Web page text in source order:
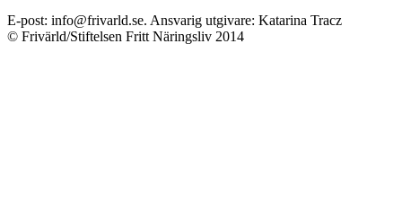
E-post: info@frivarld.se. Ansvarig utgivare: Katarina Tracz
© Frivärld/Stiftelsen Fritt Näringsliv 2014